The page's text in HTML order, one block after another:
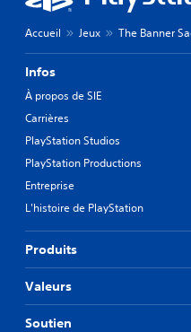
Accueil Jeux The Banner
Infos
À propos de SIE
Carrières
PlayStation Studios
PlayStation Productions
Entreprise
L'histoire de PlayStation
Produits
Valeurs
Soutien